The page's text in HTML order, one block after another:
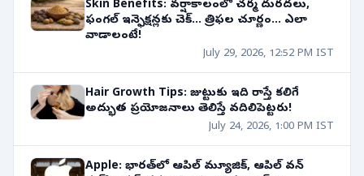
Skin Benefits: వర్షాకాలంలో చర్మ దురదలు,
ఫంగల్ ఇన్ఫెక్షన్లకు చెక్... త్రిఫల చూర్ణం... ఎలా
వాడాలంటే!
July 29, 2026, 12:52 PM IST
Hair Growth Tips: జుట్టుకు ఇది రాస్తే కలిగే
అద్భుత ప్రయోజనాలు తెలిస్తే వదిలిపెట్టరు!
July 24, 2026, 1:00 PM IST
Apple: భారత్‌లో ఆపిల్ మ్యూజిక్, ఆపిల్ వన్